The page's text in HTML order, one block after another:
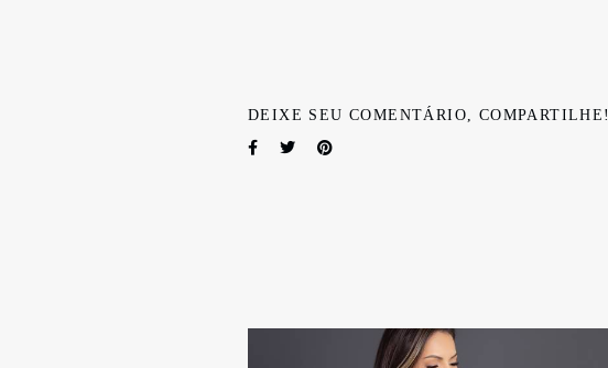
DEIXE SEU COMENTÁRIO, COMPARTILHE!